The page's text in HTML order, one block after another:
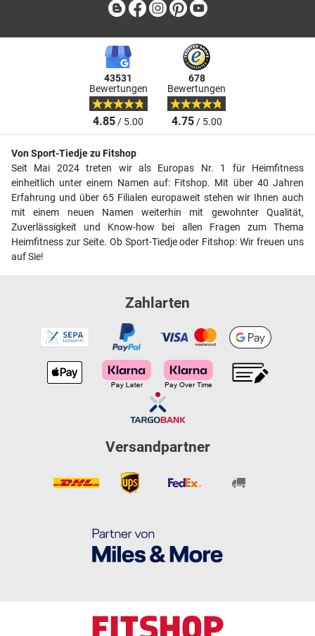
BlogFacebook
Instagram
Pinterest
43531
Bewertungen
4.85/ 5.00
678
Bewertungen
4.75/ 5.00
Von Sport-Tiedje zu Fitshop
Seit Mai 2024 treten wir als Europas Nr. 1 für Heimfitness
einheitlich unter einem Namen auf: Fitshop. Mit über 40 Jahren
Erfahrung und über 65 Filialen europaweit stehen wir Ihnen auch
mit einem neuen Namen weiterhin mit gewohnter Qualität,
Zuverlässigkeit und Know-how bei allen Fragen zum Thema
Heimfitness zur Seite. Ob Sport-Tiedje oder Fitshop: Wir freuen uns
auf Sie!
Zahlarten
Versandpartner